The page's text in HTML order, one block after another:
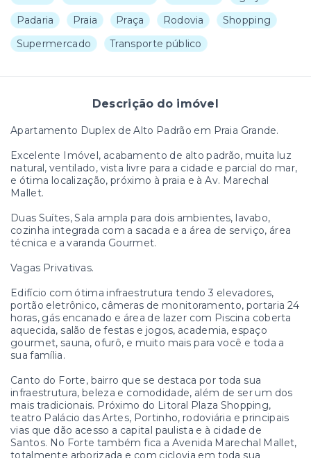
Padaria
Praia Praça Rodovia
Shopping
Supermercado
Transporte público
Descrição do imóvel
Apartamento Duplex de Alto Padrão em Praia Grande.
Excelente Imóvel, acabamento de alto padrão, muita luz
natural, ventilado, vista livre para a cidade e parcial do mar,
e ótima localização, próximo à praia e à Av. Marechal
Mallet.
Duas Suítes, Sala ampla para dois ambientes, lavabo,
cozinha integrada com a sacada e a área de serviço, área
técnica e a varanda Gourmet.
Vagas Privativas.
Edifício com ótima infraestrutura tendo 3 elevadores,
portão eletrônico, câmeras de monitoramento, portaria 24
horas, gás encanado e área de lazer com Piscina coberta
aquecida, salão de festas e jogos, academia, espaço
gourmet, sauna, ofurô, e muito mais para você e toda a
sua família.
Canto do Forte, bairro que se destaca por toda sua
infraestrutura, beleza e comodidade, além de ser um dos
mais tradicionais. Próximo do Litoral Plaza Shopping,
teatro Palácio das Artes, Portinho, rodoviária e principais
vias que dão acesso a capital paulista e à cidade de
Santos. No Forte também fica a Avenida Marechal Mallet,
totalmente arborizada e com ciclovia em toda sua